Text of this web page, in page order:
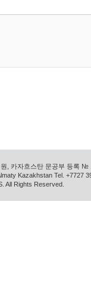
, 카자흐스탄 문공부 등록
Kazakhstan Tel. +7727
All Rights Reserved.